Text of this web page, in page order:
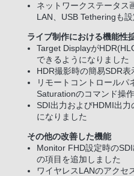
ネットワークステータス
LAN、USB Tetheringも
ライブ制作における機能性
Target Displayが
できるようになりました
HDR撮影時の簡易SDR表
リモートコントロールパ
Saturationのコマンド操
SDI出力およびHDMI出
になりました
その他の改善した機能
Monitor FHD設定時の
の項目を追加しました
ワイヤレスLANのアクセ